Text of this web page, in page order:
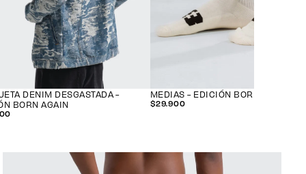
DENIM DESGASTADA -
BORN AGAIN
MEDIAS - EDICIÓN BORN AGAIN
$29.900
PRECIO
$29.900